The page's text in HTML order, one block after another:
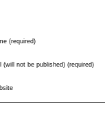
(required)
(will not be published) (required)